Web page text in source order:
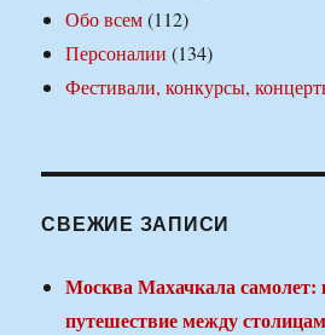
Обо всем(112)
Персоналии (134)
Фестивали, конкурсы,
СВЕЖИЕ ЗАПИСИ
Москва Махачкала самолет:
путешествие между